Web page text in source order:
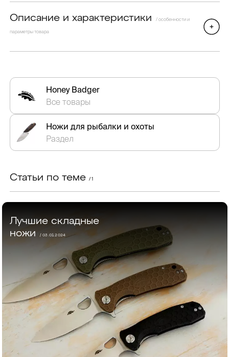
Описание и характеристики / особенности и
параметры товара
Honey Badger
Все товары
Ножи для рыбалки и охоты
Раздел
Статьи по теме / 1
Лучшие складные
ножи
/ 03.01.2024